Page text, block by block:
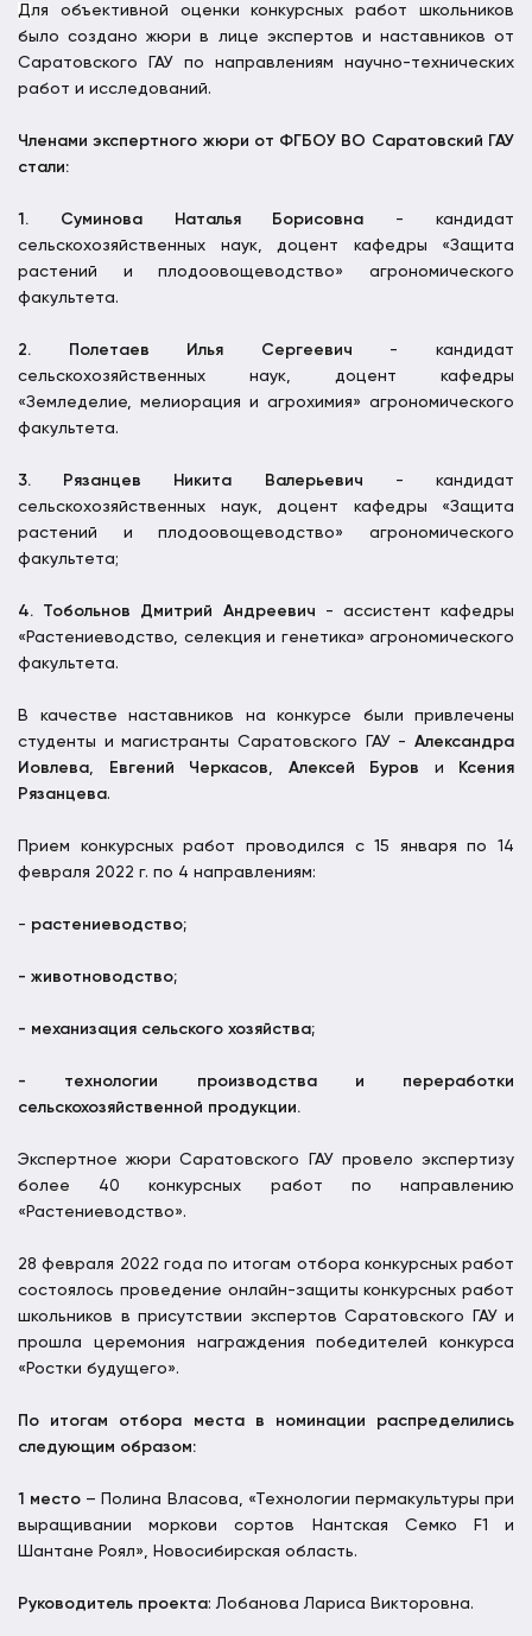
Для объективной оценки конкурсных работ школьников
было создано жюри в лице экспертов и наставников от
Саратовского ГАУ по направлениям научно-технических
работ и исследований.
Членами экспертного жюри от ФГБОУ ВО Саратовский ГАУ
стали:
1. Суминова Наталья Борисовна - кандидат
сельскохозяйственных наук, доцент кафедры «Защита
растений и плодоовощеводство» агрономического
факультета.
2. Полетаев Илья Сергеевич - кандидат
сельскохозяйственных наук, доцент кафедры
«Земледелие, мелиорация и агрохимия» агрономического
факультета.
3. Рязанцев Никита Валерьевич - кандидат
сельскохозяйственных наук, доцент кафедры «Защита
растений и плодоовощеводство» агрономического
факультета;
4. Тобольнов Дмитрий Андреевич - ассистент кафедры
«Растениеводство, селекция и генетика» агрономического
факультета.
В качестве наставников на конкурсе были привлечены
студенты и магистранты Саратовского ГАУ - Александра
Иовлева
Евгений Черкасов Алексей Буров и
Ксения
Рязанцева.
Прием конкурсных работ проводился с 15 января по 14
февраля 2022 г. по 4 направлениям:
- растениеводство;
- животноводство;
- механизация сельского хозяйства;
- технологии производства и переработки
сельскохозяйственной продукции.
Экспертное жюри Саратовского ГАУ провело экспертизу
более 40 конкурсных работ по направлению
«Растениеводство».
28 февраля 2022 года по итогам отбора конкурсных работ
состоялось проведение онлайн-защиты конкурсных работ
школьников в присутствии экспертов Саратовского ГАУ и
прошла церемония награждения победителей конкурса
«Ростки будущего».
По итогам отбора места в номинации распределились
следующим образом:
1 место – Полина Власова, «Технологии пермакультуры при
выращивании моркови сортов Нантская Семко F1 и
Шантане Роял», Новосибирская область.
Руководитель проекта: Лобанова Лариса Викторовна.